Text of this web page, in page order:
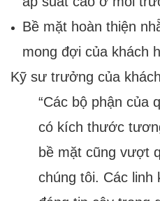
Bề mặt hoàn thiện
mong đợi của khách
Kỹ sư trưởng của
“Các bộ phận của
có kích thước
bề mặt cũng vượt
chúng tôi. Các linh